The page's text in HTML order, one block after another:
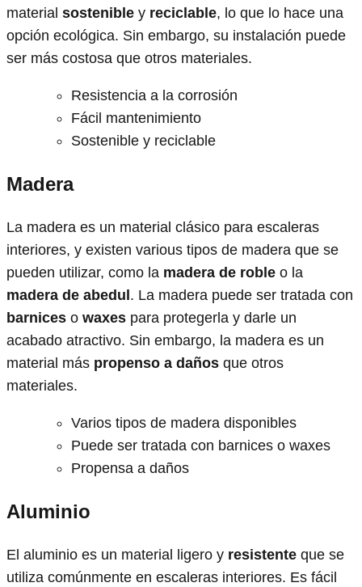
material sostenible y reciclable, lo que lo hace una
opción ecológica. Sin embargo, su instalación puede
ser más costosa que otros materiales.
Resistencia a la corrosión
Fácil mantenimiento
Sostenible y reciclable
Madera
La madera es un material clásico para escaleras
interiores, y existen various tipos de madera que se
pueden utilizar, como la madera de roble o la
madera de abedul . La madera puede ser tratada con
barnices o waxes para protegerla y darle un
acabado atractivo. Sin embargo, la madera es un
material más propenso a daños que otros
materiales.
Varios tipos de madera disponibles
Puede ser tratada con barnices o waxes
Propensa a daños
Aluminio
El aluminio es un material ligero y resistente que se
utiliza comúnmente en escaleras interiores. Es fácil